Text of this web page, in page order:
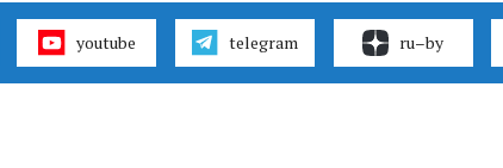
youtube telegram ru–by